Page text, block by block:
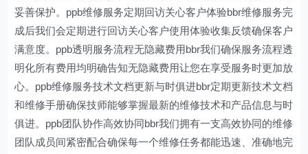
妥善保护。ppb维修服务定期回访关心客户体验bbr维修服务完
成后我们会定期进行回访关心客户使用体验收集反馈确保客户
满意度。ppb透明服务流程无隐藏费用bbr我们确保服务流程透
明化所有费用均明确告知无隐藏费用让您在享受服务时更加放
心。ppb维修服务技术文档更新与时俱进bbr定期更新技术文档
和维修手册确保技师能够掌握最新的维修技术和产品信息与时
俱进。ppb团队协作高效协同bbr我们拥有一支高效协同的维修
团队成员间紧密配合确保每一个维修任务都能迅速、准确地完